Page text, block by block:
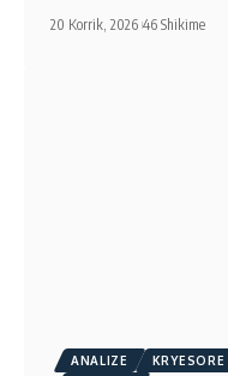
20 Korrik, 2026 46 Shikime
ANALIZE KRYESORE